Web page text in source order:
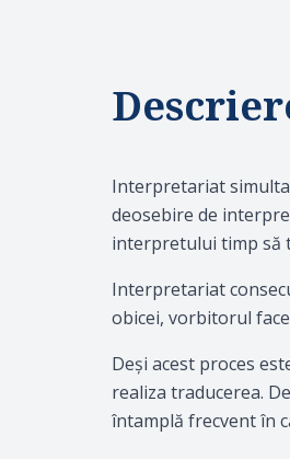
Interpretariat
deosebire de
interpretului timp să
Interpretariat
obicei, vorbitorul
Deşi acest proces
realiza traducerea.
întamplă frecvent în